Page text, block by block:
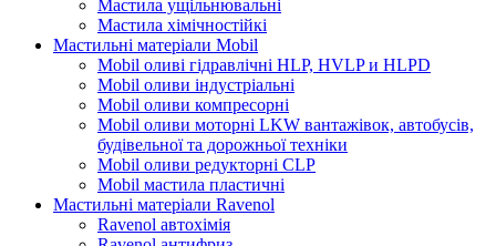
Мастила ущільнювальні
Мастила хімічностійкі
Мастильні матеріали Mobil
Mobil оливі гідравлічні HLP, HVLP и HLPD
Mobil оливи індустріальні
Mobil оливи компресорні
Mobil оливи моторні LKW вантажівок, автобусів,
будівельної та дорожньої техніки
Mobil оливи редукторні CLP
Mobil мастила пластичні
Мастильні матеріали Ravenol
Ravenol автохімія